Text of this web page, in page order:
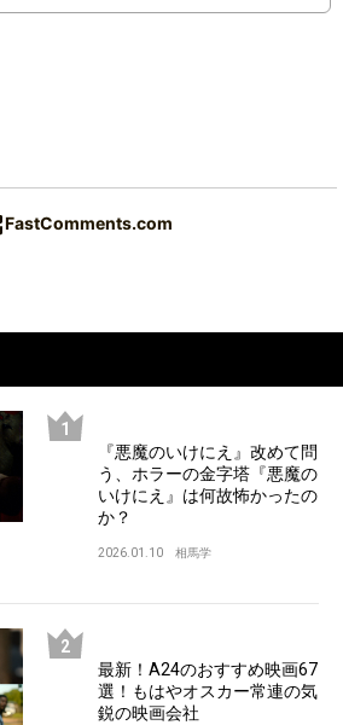
FastComments.com
『悪魔のいけにえ』改めて問
う、ホラーの金字塔『悪魔の
いけにえ』は何故怖かったの
か？
2026.01.10 相馬学
最新！A24のおすすめ映画67
選！もはやオスカー常連の気
鋭の映画会社